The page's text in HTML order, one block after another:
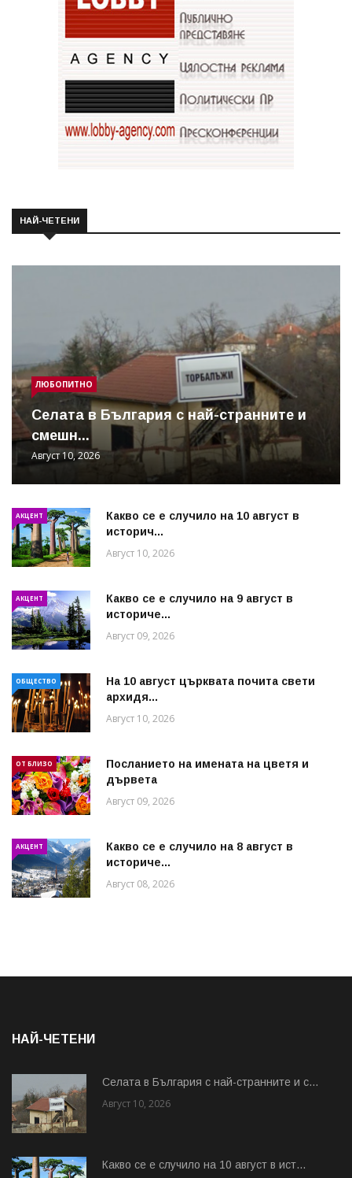
НАЙ-ЧЕТЕНИ
ЛЮБОПИТНО
Cелата в България с най-странните и
смешн...
Август 10, 2026
АКЦЕНТ
Какво се е случило на 10 август в
историч...
Август 10, 2026
АКЦЕНТ
Какво се е случило на 9 август в
историче...
Август 09, 2026
ОБЩЕСТВО
На 10 август църквата почита свети
архидя...
Август 10, 2026
ОТ БЛИЗО
Посланието на имената на цветя и
дървета
Август 09, 2026
АКЦЕНТ
Какво се е случило на 8 август в
историче...
Август 08, 2026
НАЙ-ЧЕТЕНИ
Cелата в България с най-странните и с...
Август 10, 2026
Какво се е случило на 10 август в ист...